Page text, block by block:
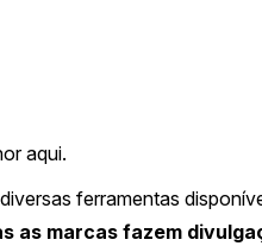
aqui.
ferramentas
as marcas fazem